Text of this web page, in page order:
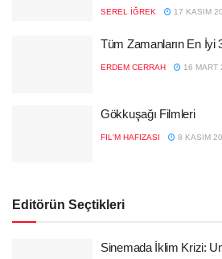
SEREL İĞREK 17 KASIM
Tüm Zamanların En İyi
ERDEM CERRAH 16 MART
Gökkuşağı Filmleri
FIL'M HAFIZASI 8 KASIM
Editörün Seçtikleri
Sinemada İklim Krizi: